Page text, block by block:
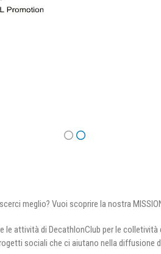
meglio? Vuoi scoprire la nostra
le attività di DecathlonClub per le colletività
sociali che ci aiutano nella diffusione